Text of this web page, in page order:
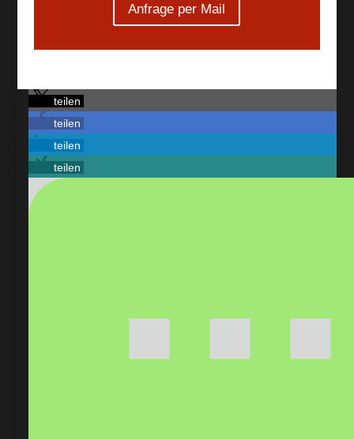
Anfrage per Mail
teilen
teilen
teilen
teilen